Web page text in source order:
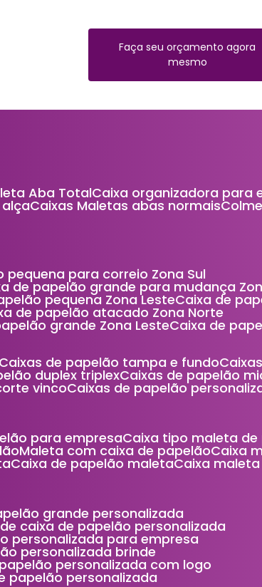
Faça seu orçamento agora
mesmo
Aba Total Caixa organizadora para
alça Caixas Maletas abas normais
pequena para correio Zona Sul
de papelão grande para mudança
pequena Zona Leste Caixa de
de papelão atacado Zona Norte
grande Zona Leste
Caixa de
Caixas de papelão tampa e fundo
duplex triplex Caixas de papelão
vinco Caixas de papelão
para empresa Caixa tipo maleta
Maleta com caixa de papelão Caixa
Caixa de papelão maleta Caixa
grande personalizada
de caixa de papelão personalizada
personalizada para empresa
personalizada brinde
papelão personalizada com logo
papelão personalizada